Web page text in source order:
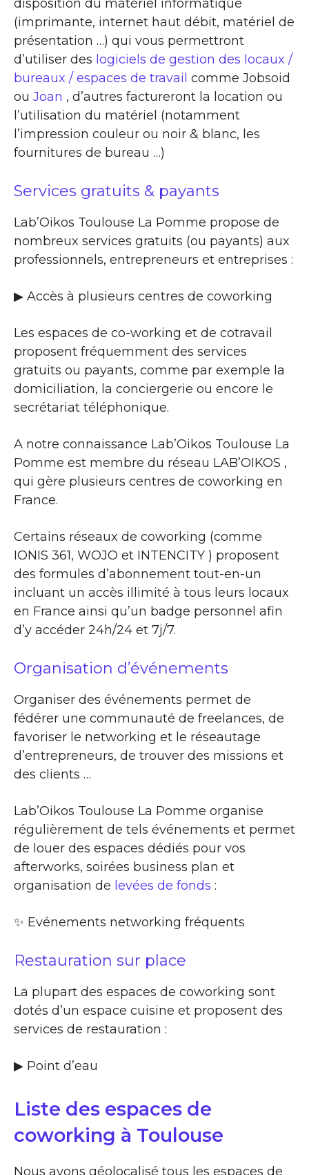
disposition du matériel informatique
(imprimante, internet haut débit, matériel de
présentation …) qui vous permettront
d’utiliser des logiciels de gestion des locaux /
bureaux / espaces de travail comme Jobsoid
ou Joan , d’autres factureront la location ou
l’utilisation du matériel (notamment
l’impression couleur ou noir & blanc, les
fournitures de bureau …)
Services gratuits & payants
Lab’Oikos Toulouse La Pomme propose de
nombreux services gratuits (ou payants) aux
professionnels, entrepreneurs et entreprises :
▶​ Accès à plusieurs centres de coworking
Les espaces de co-working et de cotravail
proposent fréquemment des services
gratuits ou payants, comme par exemple la
domiciliation, la conciergerie ou encore le
secrétariat téléphonique.
A notre connaissance Lab’Oikos Toulouse La
Pomme est membre du réseau LAB’OIKOS ,
qui gère plusieurs centres de coworking en
France.
Certains réseaux de coworking (comme
IONIS 361, WOJO et INTENCITY ) proposent
des formules d’abonnement tout-en-un
incluant un accès illimité à tous leurs locaux
en France ainsi qu’un badge personnel afin
d’y accéder 24h/24 et 7j/7.
Organisation d’événements
Organiser des événements permet de
fédérer une communauté de freelances, de
favoriser le networking et le réseautage
d’entrepreneurs, de trouver des missions et
des clients …
Lab’Oikos Toulouse La Pomme organise
régulièrement de tels événements et permet
de louer des espaces dédiés pour vos
afterworks, soirées business plan et
organisation de levées de fonds :
✨​ Evénements networking fréquents
Restauration sur place
La plupart des espaces de coworking sont
dotés d’un espace cuisine et proposent des
services de restauration :
▶​ Point d’eau
Liste des espaces de
coworking à Toulouse
Nous avons géolocalisé tous les espaces de